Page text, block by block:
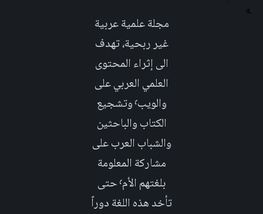
مجلة علمية عربية
غير ربحية، تهدف
الى إثراء المحتوى
العلمي العربي على
والويب٬ وتشجيع
الكتاب والباحثين
والشباب العرب على
مشاركة المعلومة
بلغتهم الأم٬ حتى
تأخد هذه اللغة دوراً